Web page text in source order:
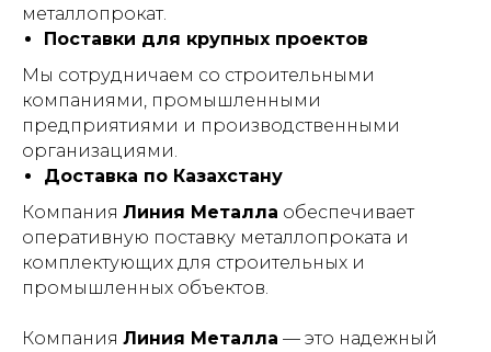
металлопрокат.
Поставки для крупных проектов
Мы сотрудничаем со строительными
компаниями, промышленными
предприятиями и производственными
организациями.
Доставка по Казахстану
Компания Линия Металла обеспечивает
оперативную поставку металлопроката и
комплектующих для строительных и
промышленных объектов.
Компания Линия Металла — это надежный